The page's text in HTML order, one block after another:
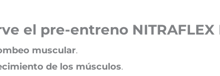
el pre-entreno NITRAFLEX
muscular.
de los músculos.